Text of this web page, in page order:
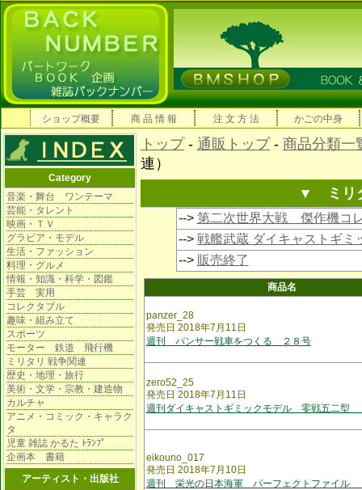
ショップ概要 商 品 情 報 注 文 方 法 かごの中身
Category
音楽・舞台 ワンテーマ
芸能・タレント
映画・ＴＶ
グラビア・モデル
生活・ファッション
料理・グルメ
情報・知識・科学・図鑑
手芸 実用
コレクタブル
趣味・組み立て
スポーツ
モーター 鉄道 飛行機
ミリタリ 戦争関連
歴史・地理・旅行
美術・文学・宗教・建造物
カルチャ
アニメ・コミック・キャラク
タ
児童 雑誌 かるた ﾄﾗﾝﾌﾟ
企画本 書籍
アーティスト・出版社
トップ- 通販トップ- 商品分類一
連）
▼ ミリ
--> 第二次世界大戦 傑作機コ
--> 戦艦武蔵 ダイキャストギミ
--> 販売終了
商品名
panzer_28
発売日 2018年7月11日
週刊 パンサー戦車をつくる ２８号
zero52_25
発売日 2018年7月11日
週刊ダイキャストギミックモデル 零戦五二型
eikouno_017
発売日 2018年7月10日
週刊 栄光の日本海軍 パーフェクトファイル